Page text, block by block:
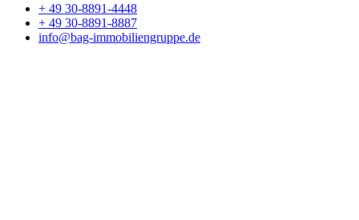
+ 49 30-8891-4448
+ 49 30-8891-8887
info@bag-immobiliengruppe.de